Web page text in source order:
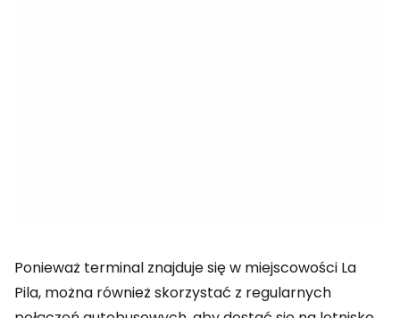
Ponieważ terminal znajduje się w miejscowości La
Pila, można również skorzystać z regularnych